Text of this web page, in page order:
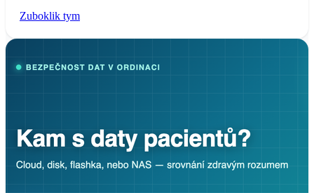
Zuboklik tym